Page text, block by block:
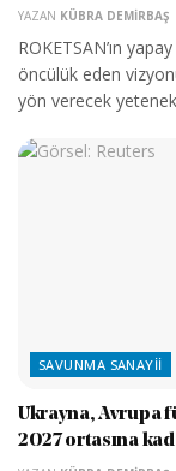
YAZAN KÜBRA DEMIRBAŞ
ROKETSAN’ın
öncülük eden
yön verecek
SAVUNMA SANAYII
Ukrayna, Avrupa
2027 ortasına